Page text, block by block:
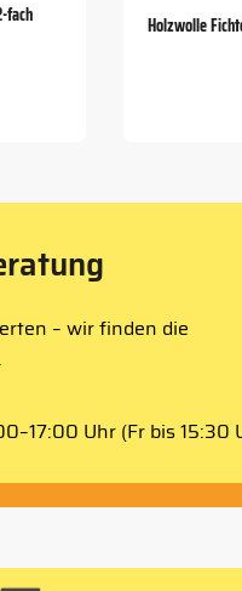
fach Holzwolle
– wir finden die
Uhr (Fr bis 15:30